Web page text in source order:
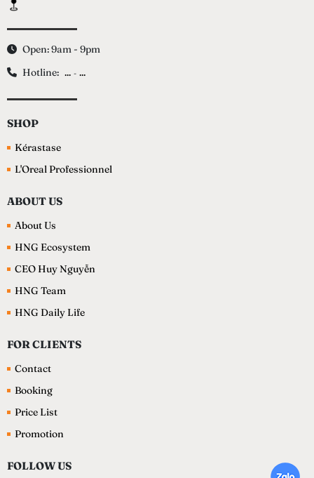
Open: 9am - 9pm
Hotline: ... - ...
SHOP
Kérastase
L'Oreal Professionnel
ABOUT US
About Us
HNG Ecosystem
CEO Huy Nguyễn
HNG Team
HNG Daily Life
FOR CLIENTS
Contact
Booking
Price List
Promotion
FOLLOW US